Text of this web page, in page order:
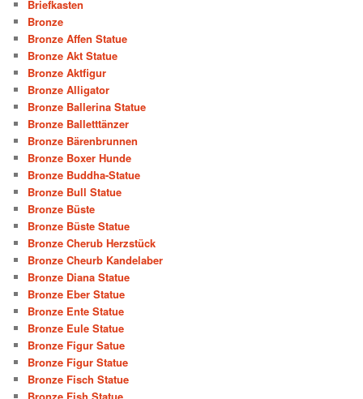
Briefkasten
Bronze
Bronze Affen Statue
Bronze Akt Statue
Bronze Aktfigur
Bronze Alligator
Bronze Ballerina Statue
Bronze Balletttänzer
Bronze Bärenbrunnen
Bronze Boxer Hunde
Bronze Buddha-Statue
Bronze Bull Statue
Bronze Büste
Bronze Büste Statue
Bronze Cherub Herzstück
Bronze Cheurb Kandelaber
Bronze Diana Statue
Bronze Eber Statue
Bronze Ente Statue
Bronze Eule Statue
Bronze Figur Satue
Bronze Figur Statue
Bronze Fisch Statue